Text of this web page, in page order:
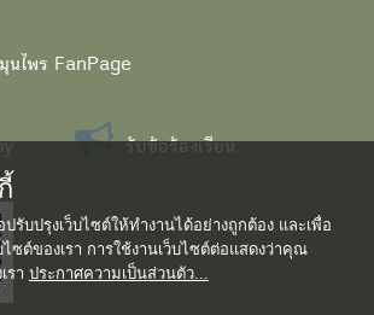
นไพร FanPage
รับข้อร้องเรียน
รับปรุงเว็บไซต์ให้ทำงานได้อย่างถูกต้อง และเพื่อ
ไซต์ของเรา การใช้งานเว็บไซต์ต่อแสดงว่าคุณ
รา ประกาศความเป็นส่วนตัว...